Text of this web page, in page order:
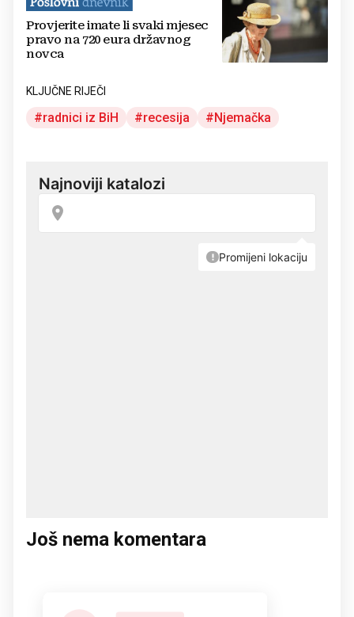
Provjerite imate li svaki mjesec
pravo na 720 eura državnog
novca
KLJUČNE RIJEČI
radnici iz BiH recesija Njemačka
Još nema komentara